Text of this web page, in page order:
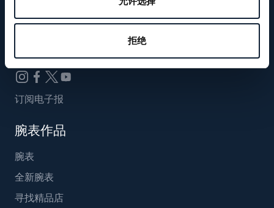
拒绝
WeChat ID
Breguet_China
订阅电子报
腕表作品
腕表
全新腕表
寻找精品店